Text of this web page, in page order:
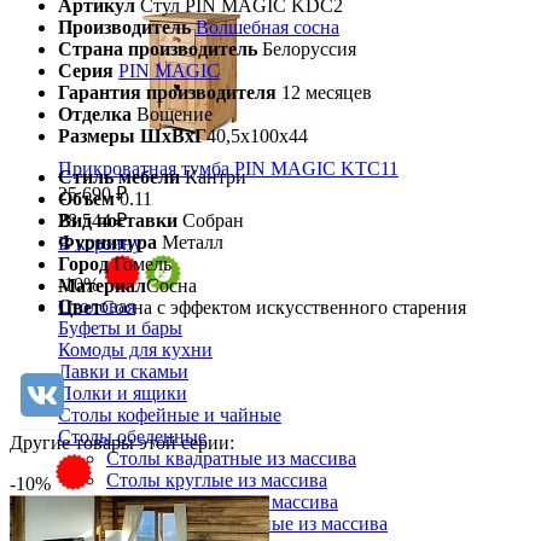
Прикроватная тумба PIN MAGIC KTC11
25 690 ₽
28 544 ₽
В корзину
-10%
Столовая
Буфеты и бары
Комоды для кухни
Лавки и скамьи
Полки и ящики
Столы кофейные и чайные
Столы обеденные
Столы квадратные из массива
Столы круглые из массива
Столы овальные из массива
Столы прямоугольные из массива
Артикул Стул PIN MAGIC KDC2
Производитель Волшебная сосна
Страна производитель Белоруссия
Серия PIN MAGIC
Гарантия производителя 12 месяцев
Отделка Вощение
Размеры ШхВхГ40,5х100х44
Стиль мебели Кантри
Объем 0.11
Вид поставки Собран
Фурнитура Металл
Город Гомель
МатериалСосна
ЦветСосна с эффектом искусственного старения
Другие товары этой серии:
-10%